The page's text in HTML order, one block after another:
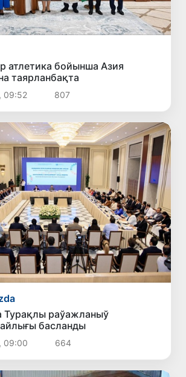
атлетика бойынша Азия
таярланбақта
09:52 807
Турақлы раўажланыў
басланды
09:00 664